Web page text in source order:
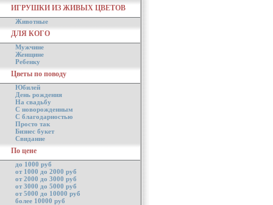
ИГРУШКИ ИЗ ЖИВЫХ ЦВЕТОВ
Животные
ДЛЯ КОГО
Мужчине
Женщине
Ребенку
Цветы по поводу
Юбилей
День рождения
На свадьбу
С новорожденным
С благодарностью
Просто так
Бизнес букет
Свидание
По цене
до 1000 руб
от 1000 до 2000 руб
от 2000 до 3000 руб
от 3000 до 5000 руб
от 5000 до 10000 руб
более 10000 руб